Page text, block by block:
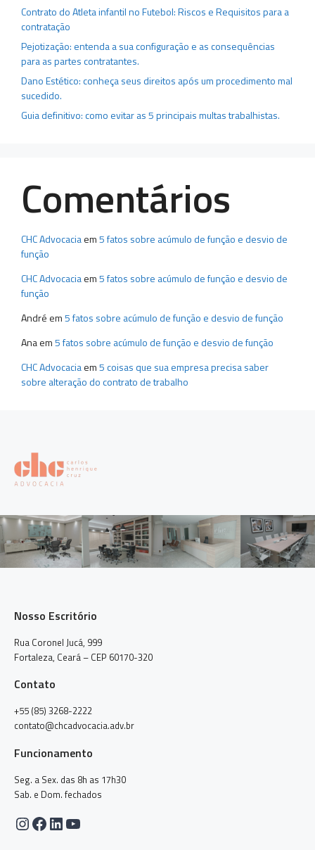
Contrato do Atleta infantil no Futebol: Riscos e Requisitos para a
contratação
Pejotização: entenda a sua configuração e as consequências
para as partes contratantes.
Dano Estético: conheça seus direitos após um procedimento mal
sucedido.
Guia definitivo: como evitar as 5 principais multas trabalhistas.
Comentários
CHC Advocaciaem5 fatos sobre acúmulo de função e desvio de
função
CHC Advocaciaem5 fatos sobre acúmulo de função e desvio de
função
André em5 fatos sobre acúmulo de função e desvio de função
Anaem5 fatos sobre acúmulo de função e desvio de função
CHC Advocaciaem5 coisas que sua empresa precisa saber
sobre alteração do contrato de trabalho
Nosso Escritório
Rua Coronel Jucá, 999
Fortaleza, Ceará – CEP 60170-320
Contato
+55 (85) 3268-2222
contato@chcadvocacia.adv.br
Funcionamento
Seg. a Sex. das 8h as 17h30
Sab. e Dom. fechados
Instagram
Facebook
LinkedIn
Youtube